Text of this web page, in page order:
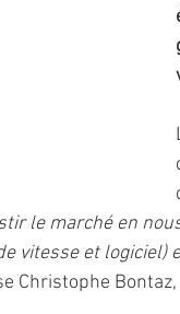
le marché en
vitesse et logiciel)
Christophe